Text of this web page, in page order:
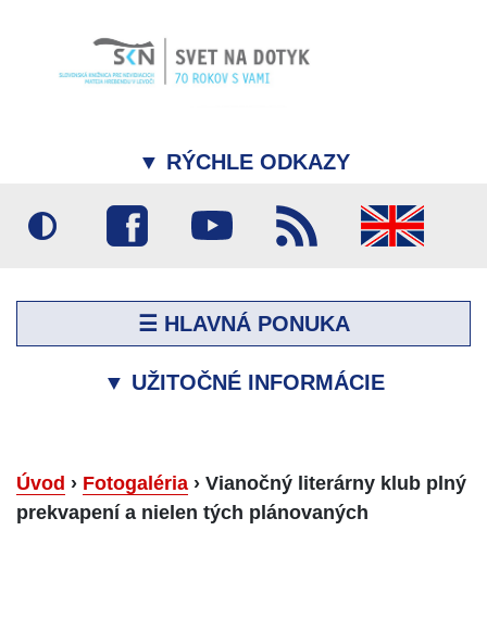
▼ RÝCHLE ODKAZY
☰ HLAVNÁ PONUKA
▼ UŽITOČNÉ INFORMÁCIE
Úvod › Fotogaléria › Vianočný literárny klub plný
prekvapení a nielen tých plánovaných